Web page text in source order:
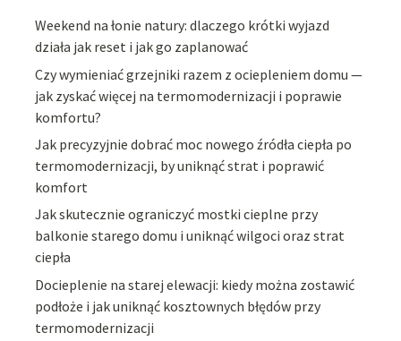
Weekend na łonie natury: dlaczego krótki wyjazd
działa jak reset i jak go zaplanować
Czy wymieniać grzejniki razem z ociepleniem domu —
jak zyskać więcej na termomodernizacji i poprawie
komfortu?
Jak precyzyjnie dobrać moc nowego źródła ciepła po
termomodernizacji, by uniknąć strat i poprawić
komfort
Jak skutecznie ograniczyć mostki cieplne przy
balkonie starego domu i uniknąć wilgoci oraz strat
ciepła
Docieplenie na starej elewacji: kiedy można zostawić
podłoże i jak uniknąć kosztownych błędów przy
termomodernizacji